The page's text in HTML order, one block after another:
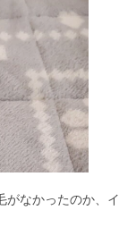
がなかったのか、イ